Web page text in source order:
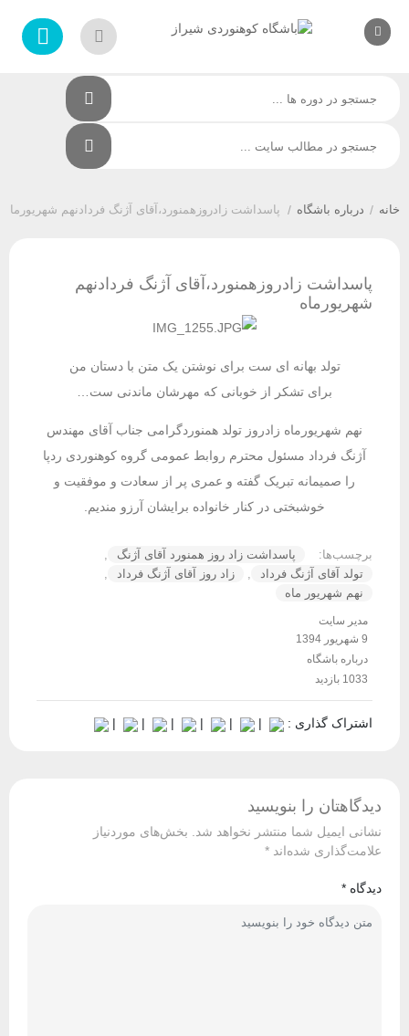
/درباره باشگاه/ پاسداشت زادروزهمنورد،آقای آژنگ فردادنهم شهریورماه
پاسداشت زادروزهمنورد،آقای آژنگ فردادنهم
شهریورماه
تولد بهانه ای ست برای نوشتن یک متن با دستان من
برای تشکر از خوبانی که مهرشان ماندنی ست…
نهم شهریورماه زادروز تولد همنوردگرامی جناب آقای مهندس
آژنگ فرداد مسئول محترم روابط عمومی گروه کوهنوردی ردپا
را صمیمانه تبریک گفته و عمری پر از سعادت و موفقیت و
خوشبختی در کنار خانواده برایشان آرزو مندیم.
برچسب‌ها: پاسداشت زاد روز همنورد آقای آژنگ
,
تولد آقای آژنگ فرداد
, زاد روز آقای آژنگ فرداد
نهم شهریور ماه
مدیر سایت
درباره باشگاه
اشتراک گذاری : |
|
|
|
|
|
دیدگاهتان را بنویسید
نشانی ایمیل شما منتشر نخواهد شد. بخش‌های موردنیاز
علامت‌گذاری شده‌اند*
دیدگاه*